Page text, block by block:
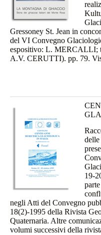
Gressoney St. Jean in
del VI Convegno
espositivo: L.
A.V. CERUTTI). pp. 79.
19-
negli Atti del Convegno
18(2)-1995 della Rivista
Quaternaria. Altre
volumi successivi della